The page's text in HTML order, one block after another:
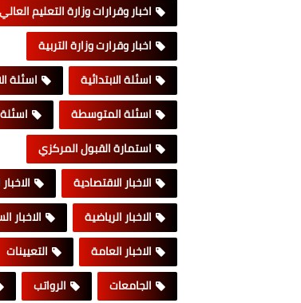
اخبار وقرارات وزارة التعليم العالي
اخبار وقرارت وزارة التربية
اسئلة الابتدائية
اسئلة
اسئلة المتوسطة
استمارة القبول المركزي
الاخبار الاقتصادية
الاخبار الرياضية
الاخبار
الاخبار العامة
التعيينات
الجامعات
الرواتب